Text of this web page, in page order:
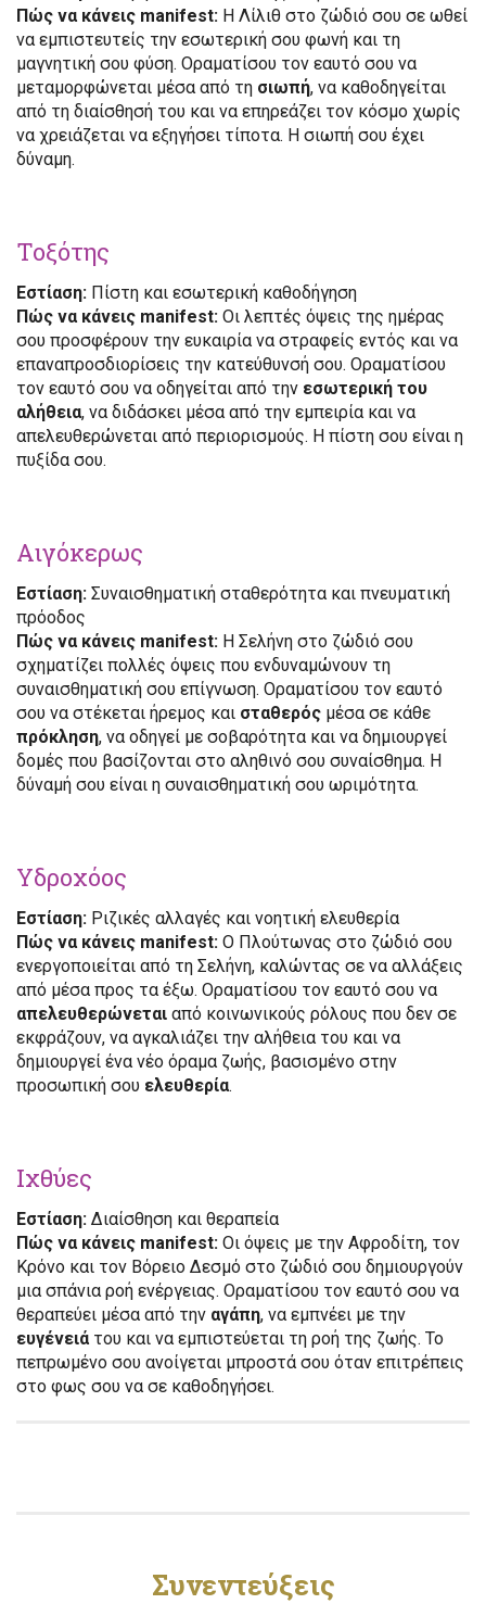
Πώς να κάνεις manifest: Η Λίλιθ στο ζώδιό σου σε ωθεί
να εμπιστευτείς την εσωτερική σου φωνή και τη
μαγνητική σου φύση. Οραματίσου τον εαυτό σου να
μεταμορφώνεται μέσα από τη σιωπή, να καθοδηγείται
από τη διαίσθησή του και να επηρεάζει τον κόσμο χωρίς
να χρειάζεται να εξηγήσει τίποτα. Η σιωπή σου έχει
δύναμη.
Τοξότης
Εστίαση: Πίστη και εσωτερική καθοδήγηση
Πώς να κάνεις manifest: Οι λεπτές όψεις της ημέρας
σου προσφέρουν την ευκαιρία να στραφείς εντός και να
επαναπροσδιορίσεις την κατεύθυνσή σου. Οραματίσου
τον εαυτό σου να οδηγείται από την εσωτερική του
αλήθεια, να διδάσκει μέσα από την εμπειρία και να
απελευθερώνεται από περιορισμούς. Η πίστη σου είναι η
πυξίδα σου.
Αιγόκερως
Εστίαση: Συναισθηματική σταθερότητα και πνευματική
πρόοδος
Πώς να κάνεις manifest: Η Σελήνη στο ζώδιό σου
σχηματίζει πολλές όψεις που ενδυναμώνουν τη
συναισθηματική σου επίγνωση. Οραματίσου τον εαυτό
σου να στέκεται ήρεμος και σταθερός μέσα σε κάθε
πρόκληση, να οδηγεί με σοβαρότητα και να δημιουργεί
δομές που βασίζονται στο αληθινό σου συναίσθημα. Η
δύναμή σου είναι η συναισθηματική σου ωριμότητα.
Υδροχόος
Εστίαση: Ριζικές αλλαγές και νοητική ελευθερία
Πώς να κάνεις manifest: Ο Πλούτωνας στο ζώδιό σου
ενεργοποιείται από τη Σελήνη, καλώντας σε να αλλάξεις
από μέσα προς τα έξω. Οραματίσου τον εαυτό σου να
απελευθερώνεται από κοινωνικούς ρόλους που δεν σε
εκφράζουν, να αγκαλιάζει την αλήθεια του και να
δημιουργεί ένα νέο όραμα ζωής, βασισμένο στην
προσωπική σου ελευθερία.
Ιχθύες
Εστίαση: Διαίσθηση και θεραπεία
Πώς να κάνεις manifest: Οι όψεις με την Αφροδίτη, τον
Κρόνο και τον Βόρειο Δεσμό στο ζώδιό σου δημιουργούν
μια σπάνια ροή ενέργειας. Οραματίσου τον εαυτό σου να
θεραπεύει μέσα από την αγάπη, να εμπνέει με την
ευγένειάτου και να εμπιστεύεται τη ροή της ζωής. Το
πεπρωμένο σου ανοίγεται μπροστά σου όταν επιτρέπεις
στο φως σου να σε καθοδηγήσει.
Συνεντεύξεις